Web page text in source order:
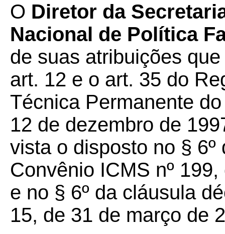
O Diretor da
Nacional de Política
de suas atribuições
art. 12 e o art. 35 do
Técnica Permanente
12 de dezembro de
vista o disposto no §
Convênio ICMS nº
e no § 6º da cláusula
15, de 31 de março de